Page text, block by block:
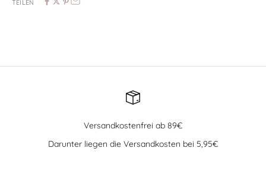
TEILEN
Versandkostenfrei ab 89€
Darunter liegen die Versandkosten bei 5,95€